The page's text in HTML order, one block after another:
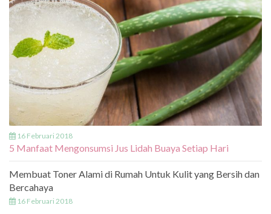
16 Februari 2018
5 Manfaat Mengonsumsi Jus Lidah Buaya Setiap Hari
Membuat Toner Alami di Rumah Untuk Kulit yang Bersih dan
Bercahaya
16 Februari 2018